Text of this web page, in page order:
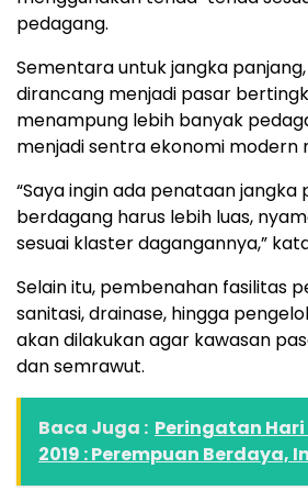
pedagang.
Sementara untuk jangka
dirancang menjadi pasar
menampung lebih banyak
menjadi sentra ekonomi modern
“Saya ingin ada penataan jangka
berdagang harus lebih luas,
sesuai klaster dagangannya,”
Selain itu, pembenahan fasilitas
sanitasi, drainase, hingga
akan dilakukan agar kawasan
dan semrawut.
Baca Juga : Peringatan Hari
2019 : Perempuan Berdaya,